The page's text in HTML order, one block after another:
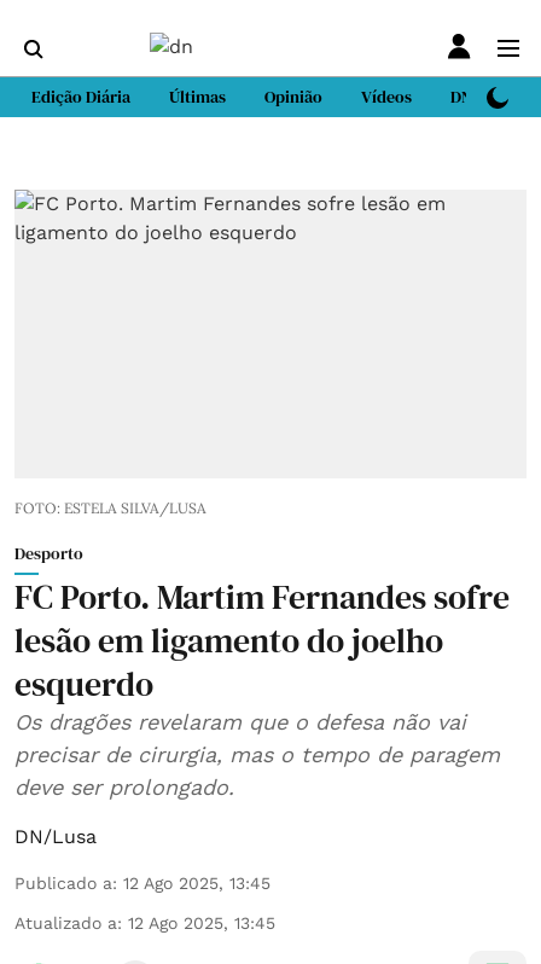
Edição Diária Últimas Opinião Vídeos DN Sport
FOTO: ESTELA SILVA/LUSA
Desporto
FC Porto. Martim Fernandes sofre
lesão em ligamento do joelho
esquerdo
Os dragões revelaram que o defesa não vai
precisar de cirurgia, mas o tempo de paragem
deve ser prolongado.
DN/Lusa
Publicado a: 12 Ago 2025, 13:45
Atualizado a: 12 Ago 2025, 13:45